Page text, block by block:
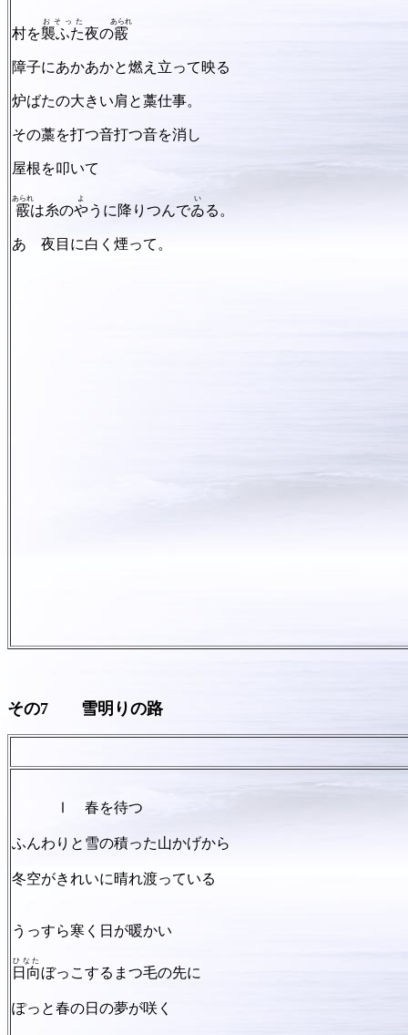
村を襲ふた
おそった
夜の霰
あられ
障子にあかあかと燃え立って映る
炉ばたの大きい肩と藁仕事。
その藁を打つ音打つ音を消し
屋根を叩いて
霰
あられ
は糸のや
よ
うに降りつんでゐ
い
る。
あゝ夜目に白く煙って。
その7 雪明りの路
Ⅰ 春を待つ
ふんわりと雪の積った山かげから
冬空がきれいに晴れ渡っている
うっすら寒く日が暖かい
日向
ひなた
ぼっこするまつ毛の先に
ぽっと春の日の夢が咲く